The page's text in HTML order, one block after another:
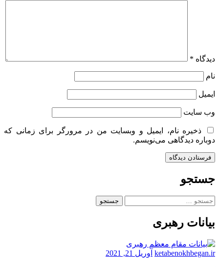
دیدگاه *
نام
ایمیل
وب‌ سایت
ذخیره نام، ایمیل و وبسایت من در مرورگر برای زمانی که
دوباره دیدگاهی می‌نویسم.
جستجو
جستجو
بیانات رهبری
ketabenokhbegan.ir آوریل 21, 2021